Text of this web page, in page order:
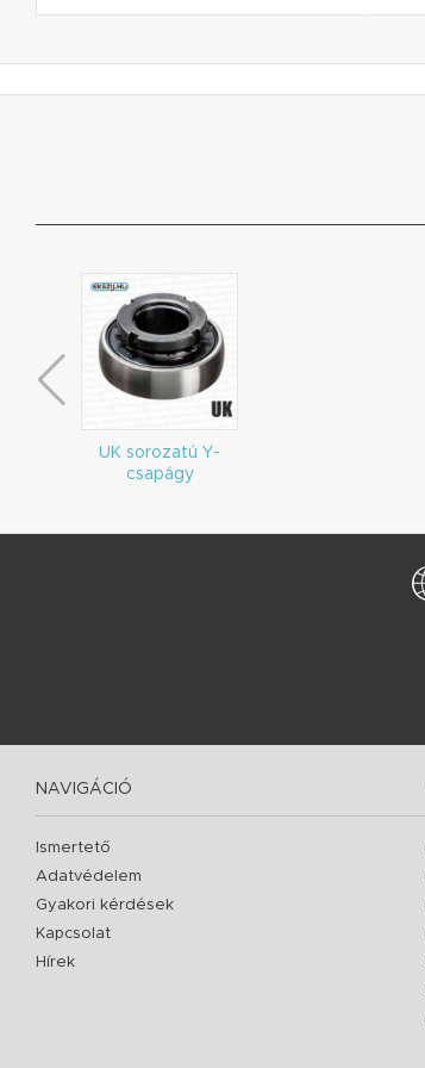
UK sorozatú Y-
csapágy
NAVIGÁCIÓ
Ismertető
Adatvédelem
Gyakori kérdések
Kapcsolat
Hírek